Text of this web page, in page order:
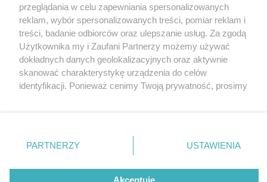
PKP PLK przeprowadza
największą kolejową
inwestycję w historii
województwa śląskiego
Nie zapomnij
zapoznać się z:
polityką prywatności regulamin korzystania z portali
Twojemiasto
Piekary Śląskie
Chorzów
Tarnowskie Góry
Gliwice
Skontakuj sięz nami
Kontakt
Wydawca
Redakcja
przeglądania w celu zapewniania spersonalizowanych
reklam, wybór spersonalizowanych treści, pomiar reklam i
treści, badanie odbiorców oraz ulepszanie usług. Za zgodą
Użytkownika my i Zaufani Partnerzy możemy używać
dokładnych danych geolokalizacyjnych oraz aktywnie
skanować charakterystykę urządzenia do celów
identyfikacji. Ponieważ cenimy Twoją prywatność, prosimy
prywatności znajdujący się w lewym dolnym rogu strony
. Niektóre rodzaje przetwarzania danych nie wymagają
zgody użytkownika, ale masz prawo sprzeciwić się
takiemu przetwarzaniu. Preferencje będą miały
PARTNERZY USTAWIENIA
Akceptuję